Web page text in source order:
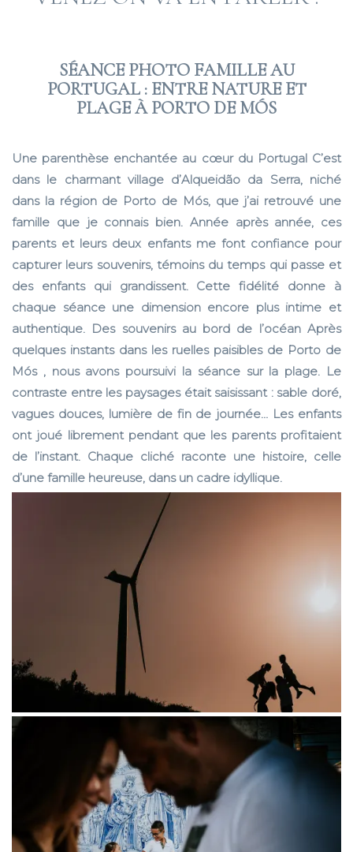
SÉANCE PHOTO FAMILLE AU
PORTUGAL : ENTRE NATURE ET
PLAGE À PORTO DE MÓS
Une parenthèse enchantée au cœur du PortugalC’est
dans le charmant village d’Alqueidão da Serra, niché
dans la région de Porto de Mós, que j’ai retrouvé une
famille que je connais bien. Année après année, ces
parents et leurs deux enfants me font confiance pour
capturer leurs souvenirs, témoins du temps qui passe et
des enfants qui grandissent. Cette fidélité donne à
chaque séance une dimension encore plus intime et
authentique. Des souvenirs au bord de l’océanAprès
quelques instants dans les ruelles paisibles de Porto de
Mós , nous avons poursuivi la séance sur la plage. Le
contraste entre les paysages était saisissant : sable doré,
vagues douces, lumière de fin de journée… Les enfants
ont joué librement pendant que les parents profitaient
de l’instant. Chaque cliché raconte une histoire, celle
d’une famille heureuse, dans un cadre idyllique.